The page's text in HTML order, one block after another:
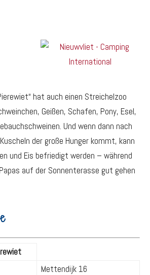
hat auch einen Streichelzoo
Geißen, Schafen, Pony, Esel,
Und wenn dann nach
der große Hunger kommt, kann
und Eis befriedigt werden – während
auf der Sonnenterasse gut gehen
Mettendijk 16